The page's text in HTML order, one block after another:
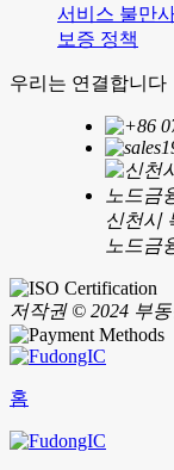
서비스 불만
보증 정책
우리는 연결합니다
신천시
노드금
저작권 © 2024 부
홈